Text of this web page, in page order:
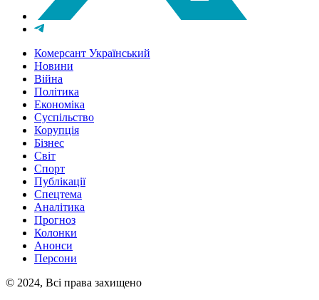
Комерсант Український
Новини
Війна
Політика
Економіка
Суспільство
Корупція
Бізнес
Світ
Спорт
Публікації
Спецтема
Аналітика
Прогноз
Колонки
Анонси
Персони
© 2024, Всі права захищено